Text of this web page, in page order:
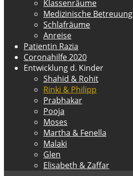
Klassenräume
Medizinische Betreuung
Schlafräume
Anreise
Patientin Razia
Coronahilfe 2020
Entwicklung d. Kinder
Shahid & Rohit
Rinki & Philipp
Prabhakar
Pooja
Moses
Martha & Fenella
Malaki
Glen
Elisabeth & Zaffar